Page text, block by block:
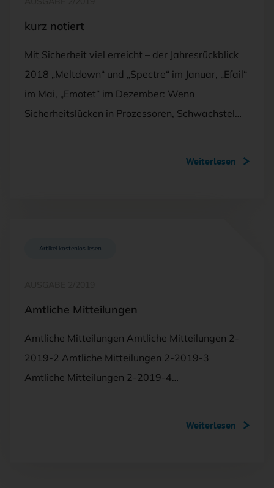
kurz notiert
Mit Sicherheit viel erreicht – der Jahresrückblick
2018 „Meltdown“ und „Spectre“ im Januar, „Efail“
im Mai, „Emotet“ im Dezember: Wenn
Sicherheitslücken in Prozessoren, Schwachstel…
Weiterlesen
Artikel kostenlos lesen
Amtliche Mitteilungen
Amtliche Mitteilungen Amtliche Mitteilungen 2-
2019-2 Amtliche Mitteilungen 2-2019-3
Amtliche Mitteilungen 2-2019-4…
Weiterlesen